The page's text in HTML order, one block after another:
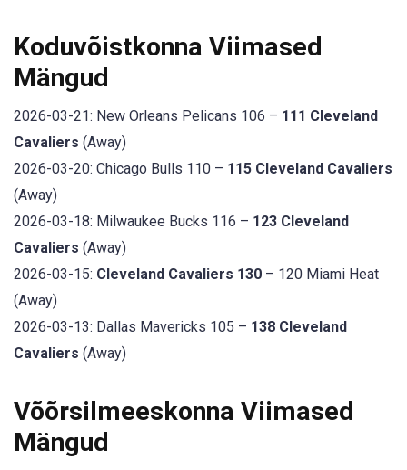
Koduvõistkonna Viimased
Mängud
2026-03-21: New Orleans Pelicans 106 – 111 Cleveland
Cavaliers (Away)
2026-03-20: Chicago Bulls 110 – 115 Cleveland Cavaliers
(Away)
2026-03-18: Milwaukee Bucks 116 – 123 Cleveland
Cavaliers (Away)
2026-03-15: Cleveland Cavaliers 130 – 120 Miami Heat
(Away)
2026-03-13: Dallas Mavericks 105 – 138 Cleveland
Cavaliers (Away)
Võõrsilmeeskonna Viimased
Mängud